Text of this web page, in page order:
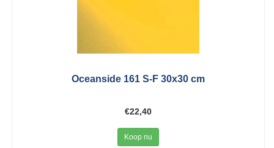
Oceanside 161 S-F 30x30 cm
€22,40
Koop nu